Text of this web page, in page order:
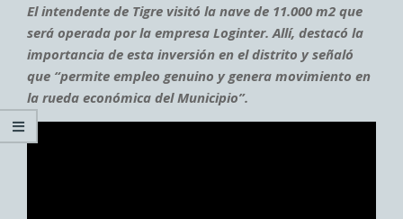
El intendente de Tigre visitó la nave de 11.000 m2 que
será operada por la empresa Loginter. Allí, destacó la
importancia de esta inversión en el distrito y señaló
que “permite empleo genuino y genera movimiento en
la rueda económica del Municipio”.